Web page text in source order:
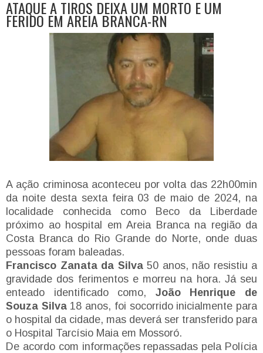
ATAQUE A TIROS DEIXA UM MORTO E UM
FERIDO EM AREIA BRANCA-RN
A ação criminosa aconteceu por volta das 22h00min
da noite desta sexta feira 03 de maio de 2024, na
localidade conhecida como Beco da Liberdade
próximo ao hospital em Areia Branca na região da
Costa Branca do Rio Grande do Norte, onde duas
pessoas foram baleadas.
Francisco Zanata da Silva50 anos, não resistiu a
gravidade dos ferimentos e morreu na hora. Já seu
enteado identificado como, João Henrique de
Souza Silva18 anos, foi socorrido inicialmente para
o hospital da cidade, mas deverá ser transferido para
o Hospital Tarcísio Maia em Mossoró.
De acordo com informações repassadas pela Polícia